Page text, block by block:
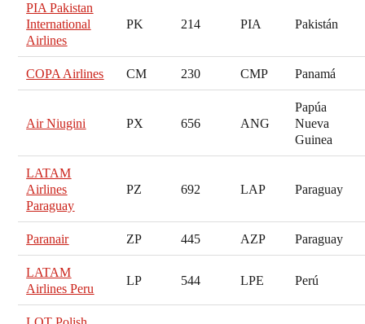
PIA Pakistan
International
Airlines
PK 214 PIA Pakistán
COPA Airlines CM 230 CMP Panamá
Air Niugini PX 656 ANG
Papúa
Nueva
Guinea
LATAM
Airlines
Paraguay
PZ 692 LAP Paraguay
Paranair ZP 445 AZP Paraguay
LATAM
Airlines Peru
LP 544 LPE Perú